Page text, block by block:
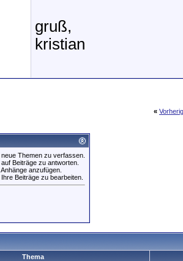
gruß,
kristian
«
, neue Themen zu verfassen.
, auf Beiträge zu antworten.
, Anhänge anzufügen.
, Ihre Beiträge zu bearbeiten.
Thema